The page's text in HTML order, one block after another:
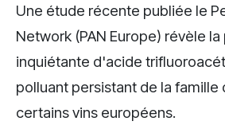
Une étude récente publiée le
Network (PAN Europe) révèle
inquiétante d'acide
polluant persistant de la famille
certains vins européens.